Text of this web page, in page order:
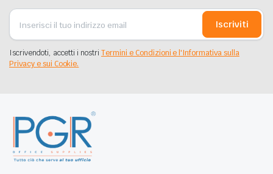
Iscriviti
Iscrivendoti, accetti i nostriTermini e Condizioni e l'Informativa sulla
Privacy e sui Cookie.